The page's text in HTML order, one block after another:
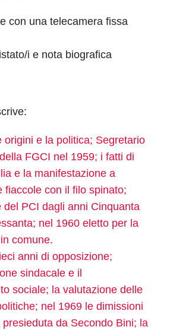
con una telecamera fissa
i e nota biografica
origini e la politica; Segretario
FGCI nel 1959; i fatti di
e la manifestazione a
fiaccole con il filo spinato;
del PCI dagli anni Cinquanta
nel 1960 eletto per la
comune.
anni di opposizione;
sindacale e il
sociale; la valutazione delle
nel 1969 le dimissioni
da Secondo Bini; la